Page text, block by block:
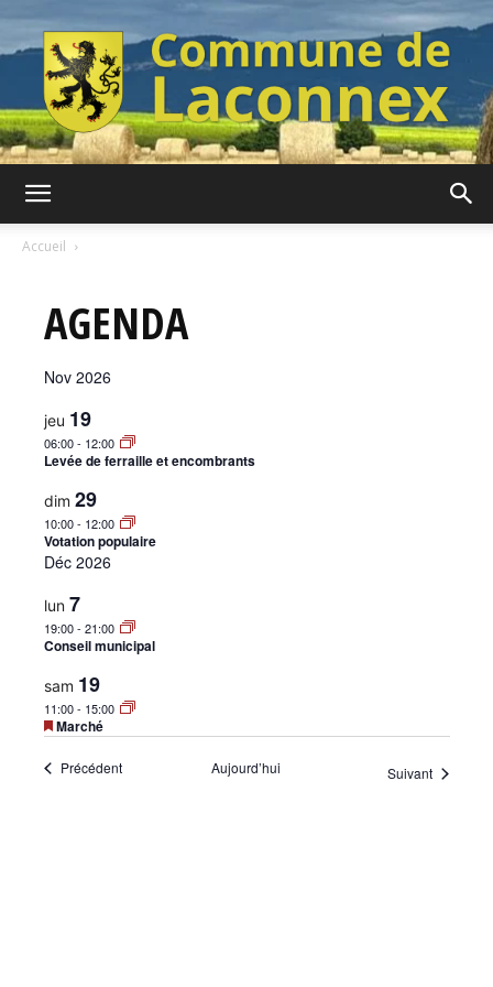
Laconnex
Canton
Accueil
AGENDA
Nov 2026
jeu 19
06:00- 12:00
Levée de ferraille et encombrants
dim 29
10:00- 12:00
Votation populaire
Déc 2026
lun 7
19:00- 21:00
Conseil municipal
sam 19
11:00- 15:00
Mis
en
avant
Marché
PrécédentÉvènements Aujourd’hui Suivant